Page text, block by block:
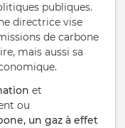
publiques.
directrice vise
de carbone
mais aussi sa
et
ou
un gaz à effet